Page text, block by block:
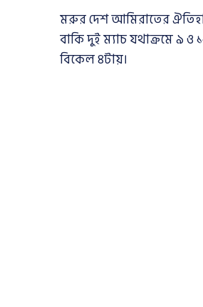
মরুর দেশ আমিরাতের
বাকি দুই ম্যাচ যথাক্রমে ৯ ও
বিকেল ৪টায়।